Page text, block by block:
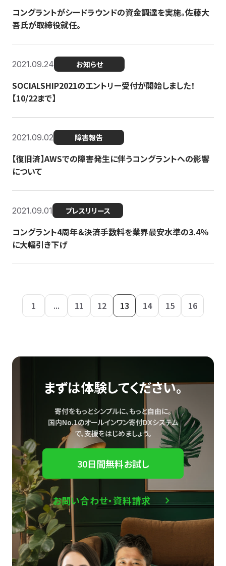
コングラントがシードラウンドの資金調達を実施。佐藤大
吾氏が取締役就任。
2021.09.24 お知らせ
SOCIALSHIP2021のエントリー受付が開始しました！
【10/22まで】
2021.09.02 障害報告
【復旧済】AWSでの障害発生に伴うコングラントへの影響
について
2021.09.01 プレスリリース
コングラント4周年＆決済手数料を業界最安水準の3.4％
に大幅引き下げ
1 ... 11 12 13 14 15 16
まずは体験してください。
寄付をもっとシンプルに、もっと自由に。
国内No.1のオールインワン寄付DXシステム
で、支援をはじめましょう。
30日間無料お試し
お問い合わせ・資料請求